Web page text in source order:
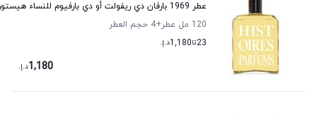
عطر 1969 بارفان دي ريفولت أو دي بارفيوم للنساء هيستوريس دو بارفيوم
120 مل عطر
+4
حجم العطر
23تا1,180د.إ.
1,180د.إ.